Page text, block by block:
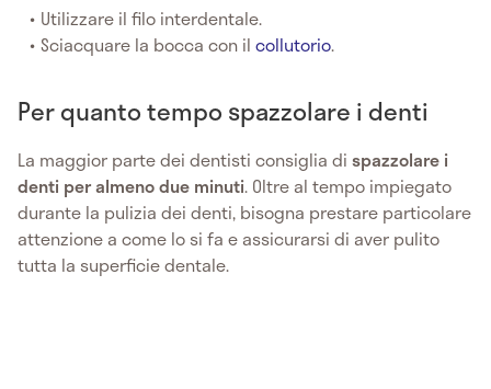
Utilizzare il filo interdentale.
Sciacquare la bocca con ilcollutorio.
Per quanto tempo spazzolare i denti
La maggior parte dei dentisti consiglia di spazzolare i
denti per almeno due minuti. Oltre al tempo impiegato
durante la pulizia dei denti, bisogna prestare particolare
attenzione a come lo si fa e assicurarsi di aver pulito
tutta la superficie dentale.